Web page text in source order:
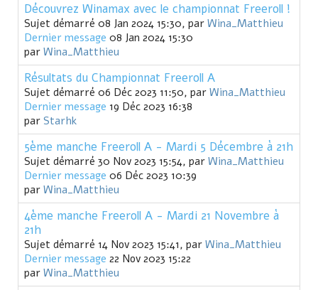
Découvrez Winamax avec le championnat Freeroll !
Sujet démarré 08 Jan 2024 15:30, par Wina_Matthieu
Dernier message 08 Jan 2024 15:30
par Wina_Matthieu
Résultats du Championnat Freeroll A
Sujet démarré 06 Déc 2023 11:50, par Wina_Matthieu
Dernier message 19 Déc 2023 16:38
par Starhk
5ème manche Freeroll A - Mardi 5 Décembre à 21h
Sujet démarré 30 Nov 2023 15:54, par Wina_Matthieu
Dernier message 06 Déc 2023 10:39
par Wina_Matthieu
4ème manche Freeroll A - Mardi 21 Novembre à
21h
Sujet démarré 14 Nov 2023 15:41, par Wina_Matthieu
Dernier message 22 Nov 2023 15:22
par Wina_Matthieu